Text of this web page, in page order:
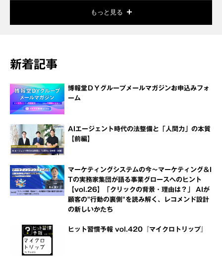
もっと見る
新着記事
博報堂ＤＹグループメールマガジンお申込みフォ
ーム
AIエージェント時代の法整備と「人間力」の本質
【前編】
マーケティングシステムの今～マーケティング＆I
Tの実務家集団が語る事業グロースへのヒント
【vol.26】「クリックの背景・理由は？」 AIが
顧客の"行動の裏側"を読み解く、レコメンド設計
の新しいかたち
ヒット習慣予報 vol.420『マイクロトリップ』